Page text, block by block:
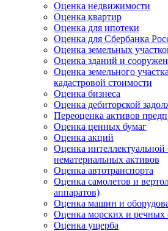
Оценка недвижимости
Оценка квартир
Оценка для ипотеки
Оценка для Сбербанка
Оценка земельных
Оценка зданий и
Оценка земельного
кадастровой стоимости
Оценка бизнеса
Оценка дебиторской
Переоценка активов
Оценка ценных бумаг
Оценка акций
Оценка интеллектуальной
нематериальных активов
Оценка автотранспорта
Оценка самолетов и
аппаратов)
Оценка машин и
Оценка морских и речных
Оценка ущерба